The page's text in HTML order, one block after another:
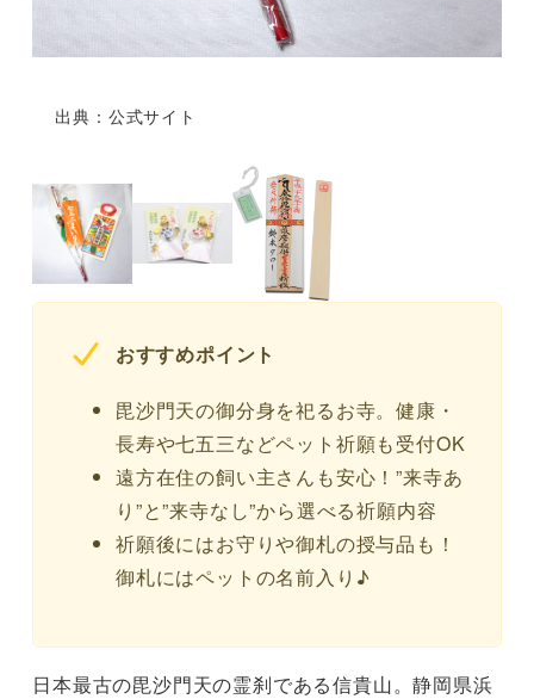
出典：公式サイト
おすすめポイント
毘沙門天の御分身を祀るお寺。健康・
長寿や七五三などペット祈願も受付OK
遠方在住の飼い主さんも安心！”来寺あ
り”と”来寺なし”から選べる祈願内容
祈願後にはお守りや御札の授与品も！
御札にはペットの名前入り♪
日本最古の毘沙門天の霊刹である信貴山。静岡県浜